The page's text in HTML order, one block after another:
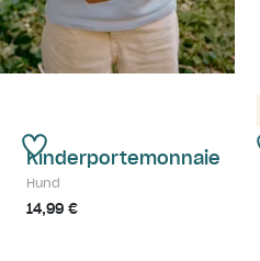
Kinderportemonnaie
Hund
14,99 €